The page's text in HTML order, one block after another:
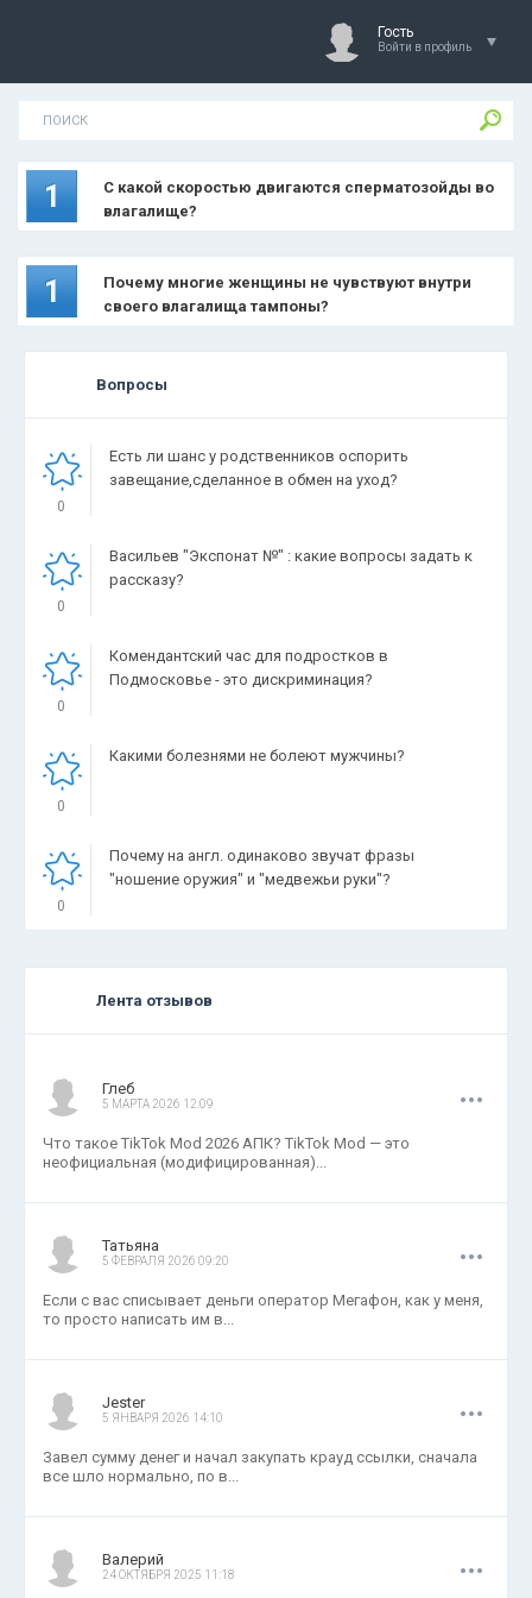
Гость
Войти в профиль
1
С какой скоростью двигаются сперматозойды во
влагалище?
1
Почему многие женщины не чувствуют внутри
своего влагалища тампоны?
Вопросы
0
Есть ли шанс у родственников оспорить
завещание,сделанное в обмен на уход?
0
Васильев "Экспонат №" : какие вопросы задать к
рассказу?
0
Комендантский час для подростков в
Подмосковье - это дискриминация?
0
Какими болезнями не болеют мужчины?
0
Почему на англ. одинаково звучат фразы
"ношение оружия" и "медвежьи руки"?
Лента отзывов
Глеб
5 МАРТА 2026 12:09 ...
Что такое TikTok Mod 2026 АПК? TikTok Mod — это
неофициальная (модифицированная)...
Татьяна
5 ФЕВРАЛЯ 2026 09:20 ...
Если с вас списывает деньги оператор Мегафон, как у меня,
то просто написать им в...
Jester
5 ЯНВАРЯ 2026 14:10 ...
Завел сумму денег и начал закупать крауд ссылки, сначала
все шло нормально, по в...
Валерий
24 ОКТЯБРЯ 2025 11:18 ...